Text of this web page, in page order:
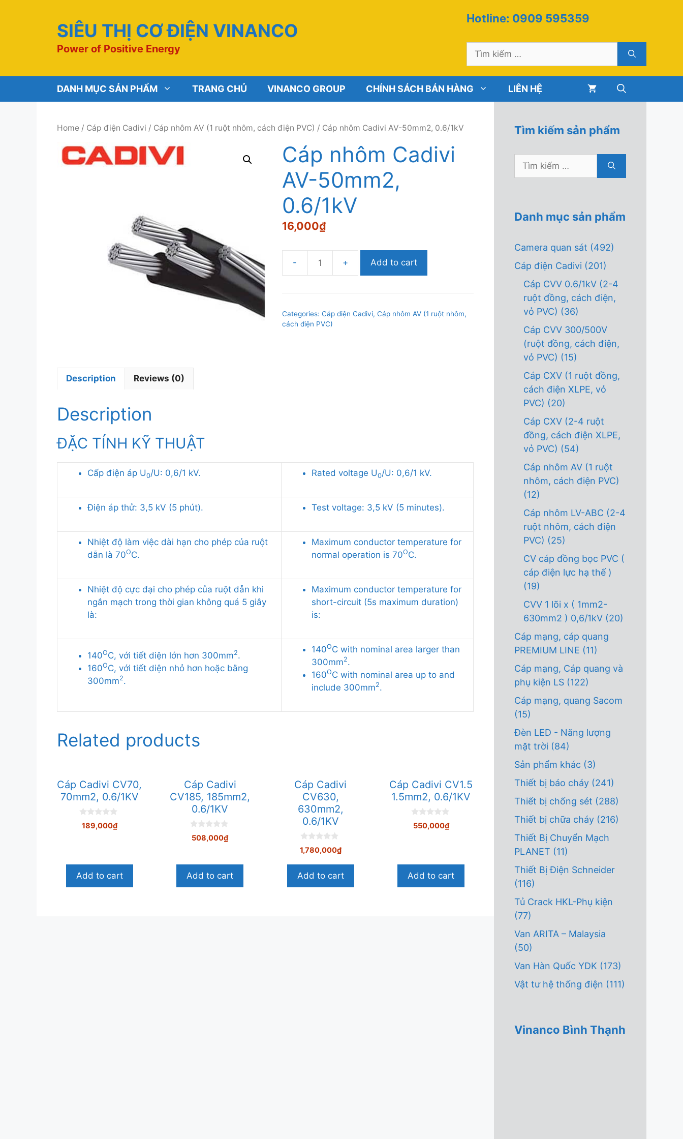
SIÊU THỊ CƠ ĐIỆN VINANCO
Power of Positive Energy
Hotline: 0909 595359
Tìm
DANH MỤC SẢN PHẨM TRANG CHỦ VINANCO GROUP CHÍNH SÁCH BÁN HÀNG LIÊN HỆ
Home / Cáp điện Cadivi / Cáp nhôm AV (1 ruột nhôm, cách điện PVC) / Cáp nhôm Cadivi AV-50mm2, 0.6/1kV
Cáp nhôm Cadivi
AV-50mm2,
0.6/1kV
16,000₫
Cadivi
50mm2,
Add to cart
Categories: Cáp điện Cadivi, Cáp nhôm AV (1 ruột nhôm,
cách điện PVC)
Description Reviews (0)
Description
ĐẶC TÍNH KỸ THUẬT
Cấp điện áp U0/U: 0,6/1 kV. Rated voltage U0/U: 0,6/1 kV.
Điện áp thử: 3,5 kV (5 phút). Test voltage: 3,5 kV (5 minutes).
Nhiệt độ làm việc dài hạn cho phép của ruột
dẫn là 70OC.
Maximum conductor temperature for
normal operation is 70OC.
Nhiệt độ cực đại cho phép của ruột dẫn khi
ngắn mạch trong thời gian không quá 5 giây
là:
Maximum conductor temperature for
short-circuit (5s maximum duration)
is:
140OC, với tiết diện lớn hơn 300mm2.
160OC, với tiết diện nhỏ hơn hoặc bằng
300mm2.
140OC with nominal area larger than
300mm2.
160OC with nominal area up to and
include 300mm2.
Related products
Cáp Cadivi CV70,
70mm2, 0.6/1KV
0
n
5
189,000₫
Add to cart
Cáp Cadivi
CV185, 185mm2,
0.6/1KV
0
n
à
5
508,000₫
Add to cart
Cáp Cadivi
CV630,
630mm2,
0.6/1KV
0
n
à
5
1,780,000₫
Add to cart
Cáp Cadivi CV1.5
1.5mm2, 0.6/1KV
0
n
5
550,000₫
Add to cart
Tìm kiếm sản phẩm
Tìm
Danh mục sản phẩm
Camera quan sát (492)
Cáp điện Cadivi (201)
Cáp CVV 0.6/1kV (2-4
ruột đồng, cách điện,
vỏ PVC) (36)
Cáp CVV 300/500V
(ruột đồng, cách điện,
vỏ PVC) (15)
Cáp CXV (1 ruột đồng,
cách điện XLPE, vỏ
PVC) (20)
Cáp CXV (2-4 ruột
đồng, cách điện XLPE,
vỏ PVC) (54)
Cáp nhôm AV (1 ruột
nhôm, cách điện PVC)
(12)
Cáp nhôm LV-ABC (2-4
ruột nhôm, cách điện
PVC) (25)
CV cáp đồng bọc PVC (
cáp điện lực hạ thế )
(19)
CVV 1 lõi x ( 1mm2-
630mm2 ) 0,6/1kV (20)
Cáp mạng, cáp quang
PREMIUM LINE (11)
Cáp mạng, Cáp quang và
phụ kiện LS (122)
Cáp mạng, quang Sacom
(15)
Đèn LED - Năng lượng
mặt trời (84)
Sản phẩm khác (3)
Thiết bị báo cháy (241)
Thiết bị chống sét (288)
Thiết bị chữa cháy (216)
Thiết Bị Chuyển Mạch
PLANET (11)
Thiết Bị Điện Schneider
(116)
Tủ Crack HKL-Phụ kiện
(77)
Van ARITA – Malaysia
(50)
Van Hàn Quốc YDK (173)
Vật tư hệ thống điện (111)
Vinanco Bình Thạnh